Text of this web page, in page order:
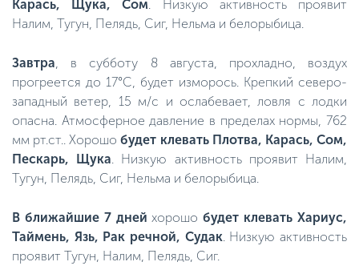
Карась, Щука, Сом. Низкую активность проявит
Налим, Тугун, Пелядь, Сиг, Нельма и белорыбица.
Завтра, в субботу 8 августа, прохладно, воздух
прогреется до 17°C, будет изморось. Крепкий северо-
западный ветер, 15 м/с и ослабевает, ловля с лодки
опасна. Атмосферное давление в пределах нормы, 762
мм рт.ст.. Хорошобудет клевать Плотва, Карась, Сом,
Пескарь, Щука. Низкую активность проявит Налим,
Тугун, Пелядь, Сиг, Нельма и белорыбица.
В ближайшие 7 дней хорошобудет клевать Хариус,
Таймень, Язь, Рак речной, Судак. Низкую активность
проявит Тугун, Налим, Пелядь, Сиг.